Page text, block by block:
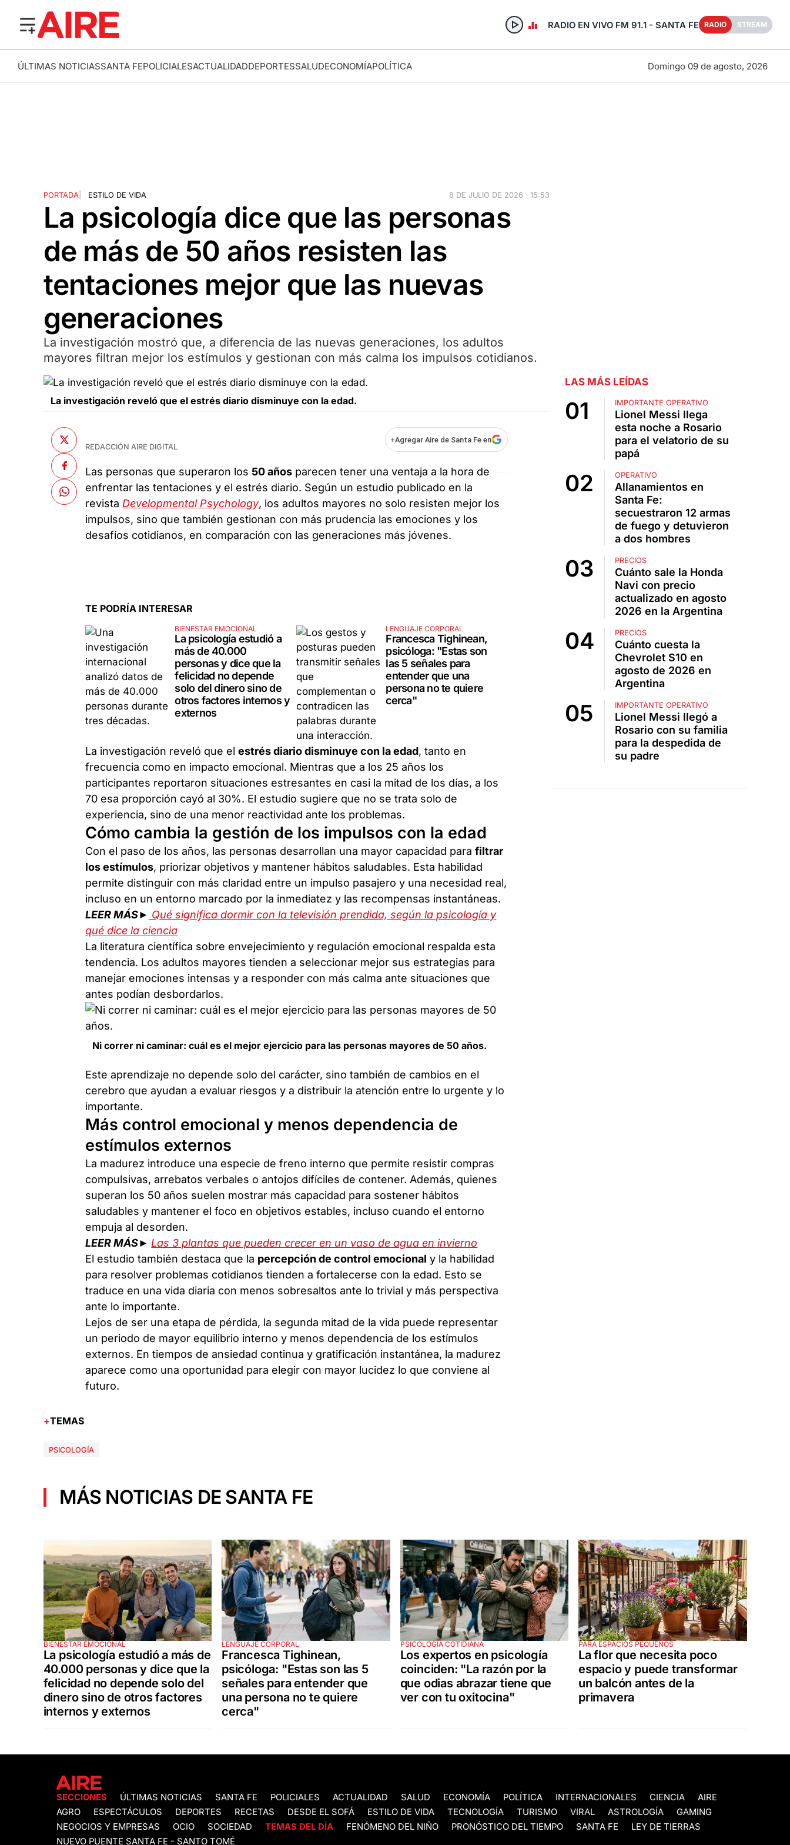
RADIO EN VIVO FM 91.1 - SANTA FE RADIO STREAM
ÚLTIMAS NOTICIASSANTA FEPOLICIALESACTUALIDADDEPORTESSALUDECONOMÍAPOLÍTICA Domingo 09 de agosto, 2026
PORTADA| ESTILO DE VIDA 8 DE JULIO DE 2026 · 15:53
La psicología dice que las personas
de más de 50 años resisten las
tentaciones mejor que las nuevas
generaciones
La investigación mostró que, a diferencia de las nuevas generaciones, los adultos
mayores filtran mejor los estímulos y gestionan con más calma los impulsos cotidianos.
La investigación reveló que el estrés diario disminuye con la edad.
REDACCIÓN AIRE DIGITAL
+Agregar Aire de Santa Fe en
Las personas que superaron los 50 años parecen tener una ventaja a la hora de
enfrentar las tentaciones y el estrés diario. Según un estudio publicado en la
revistaDevelopmental Psychology, los adultos mayores no solo resisten mejor los
impulsos, sino que también gestionan con más prudencia las emociones y los
desafíos cotidianos, en comparación con las generaciones más jóvenes.
TE PODRÍA INTERESAR
BIENESTAR EMOCIONAL
La psicología estudió a
más de 40.000
personas y dice que la
felicidad no depende
solo del dinero sino de
otros factores internos y
externos
LENGUAJE CORPORAL
Francesca Tighinean,
psicóloga: "Estas son
las 5 señales para
entender que una
persona no te quiere
cerca"
La investigación reveló que elestrés diario disminuye con la edad, tanto en
frecuencia como en impacto emocional. Mientras que a los 25 años los
participantes reportaron situaciones estresantes en casi la mitad de los días, a los
70 esa proporción cayó al 30%. El estudio sugiere que no se trata solo de
experiencia, sino de una menor reactividad ante los problemas.
Cómo cambia la gestión de los impulsos con la edad
Con el paso de los años, las personas desarrollan una mayor capacidad parafiltrar
los estímulos, priorizar objetivos y mantener hábitos saludables. Esta habilidad
permite distinguir con más claridad entre un impulso pasajero y una necesidad real,
incluso en un entorno marcado por la inmediatez y las recompensas instantáneas.
LEER MÁS► Qué significa dormir con la televisión prendida, según la psicología y
qué dice la ciencia
La literatura científica sobre envejecimiento y regulación emocional respalda esta
tendencia. Los adultos mayores tienden a seleccionar mejor sus estrategias para
manejar emociones intensas y a responder con más calma ante situaciones que
antes podían desbordarlos.
Ni correr ni caminar: cuál es el mejor ejercicio para las personas mayores de 50 años.
Este aprendizaje no depende solo del carácter, sino también de cambios en el
cerebro que ayudan a evaluar riesgos y a distribuir la atención entre lo urgente y lo
importante.
Más control emocional y menos dependencia de
estímulos externos
La madurez introduce una especie de freno interno que permite resistir compras
compulsivas, arrebatos verbales o antojos difíciles de contener. Además, quienes
superan los 50 años suelen mostrar más capacidad para sostener hábitos
saludables y mantener el foco en objetivos estables, incluso cuando el entorno
empuja al desorden.
LEER MÁS► Las 3 plantas que pueden crecer en un vaso de agua en invierno
El estudio también destaca que la percepción de control emocional y la habilidad
para resolver problemas cotidianos tienden a fortalecerse con la edad. Esto se
traduce en una vida diaria con menos sobresaltos ante lo trivial y más perspectiva
ante lo importante.
Lejos de ser una etapa de pérdida, la segunda mitad de la vida puede representar
un periodo de mayor equilibrio interno y menos dependencia de los estímulos
externos. En tiempos de ansiedad continua y gratificación instantánea, la madurez
aparece como una oportunidad para elegir con mayor lucidez lo que conviene al
futuro.
LAS MÁS LEÍDAS
IMPORTANTE OPERATIVO
Lionel Messi llega
esta noche a Rosario
para el velatorio de su
papá
OPERATIVO
Allanamientos en
Santa Fe:
secuestraron 12 armas
de fuego y detuvieron
a dos hombres
PRECIOS
Cuánto sale la Honda
Navi con precio
actualizado en agosto
2026 en la Argentina
PRECIOS
Cuánto cuesta la
Chevrolet S10 en
agosto de 2026 en
Argentina
IMPORTANTE OPERATIVO
Lionel Messi llegó a
Rosario con su familia
para la despedida de
su padre
TEMAS
PSICOLOGÍA
MÁS NOTICIAS DE SANTA FE
BIENESTAR EMOCIONAL
La psicología estudió a más de
40.000 personas y dice que la
felicidad no depende solo del
dinero sino de otros factores
internos y externos
LENGUAJE CORPORAL
Francesca Tighinean,
psicóloga: "Estas son las 5
señales para entender que
una persona no te quiere
cerca"
PSICOLOGÍA COTIDIANA
Los expertos en psicología
coinciden: "La razón por la
que odias abrazar tiene que
ver con tu oxitocina"
PARA ESPACIOS PEQUEÑOS
La flor que necesita poco
espacio y puede transformar
un balcón antes de la
primavera
SECCIONES ÚLTIMAS NOTICIAS SANTA FE POLICIALES ACTUALIDAD SALUD ECONOMÍA POLÍTICA INTERNACIONALES CIENCIA
AIRE
AGRO
ESPECTÁCULOS DEPORTES RECETAS DESDE EL SOFÁ ESTILO DE VIDA TECNOLOGÍA TURISMO VIRAL ASTROLOGÍA
GAMING
NEGOCIOS Y EMPRESAS
OCIO SOCIEDAD TEMAS DEL DÍA FENÓMENO DEL NIÑO PRONÓSTICO DEL TIEMPO SANTA FE
LEY DE TIERRAS
NUEVO PUENTE SANTA FE - SANTO TOMÉ